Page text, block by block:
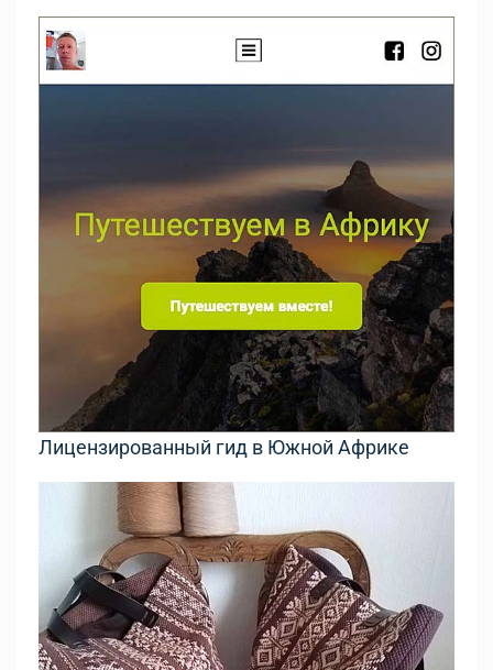
Лицензированный гид в Южной Африке